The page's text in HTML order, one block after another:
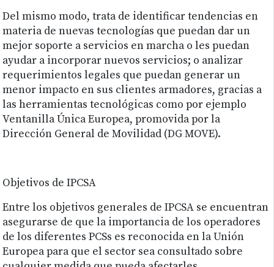
Del mismo modo, trata de identificar tendencias en
materia de nuevas tecnologías que puedan dar un
mejor soporte a servicios en marcha o les puedan
ayudar a incorporar nuevos servicios; o analizar
requerimientos legales que puedan generar un
menor impacto en sus clientes armadores, gracias a
las herramientas tecnológicas como por ejemplo
Ventanilla Única Europea, promovida por la
Dirección General de Movilidad (DG MOVE).
Objetivos de IPCSA
Entre los objetivos generales de IPCSA se encuentran
asegurarse de que la importancia de los operadores
de los diferentes PCSs es reconocida en la Unión
Europea para que el sector sea consultado sobre